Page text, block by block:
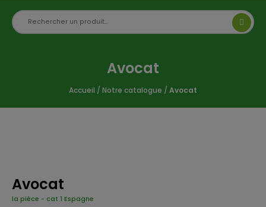
Avocat
Accueil / Notre catalogue / Avocat
Avocat
la pièce - cat 1 Espagne